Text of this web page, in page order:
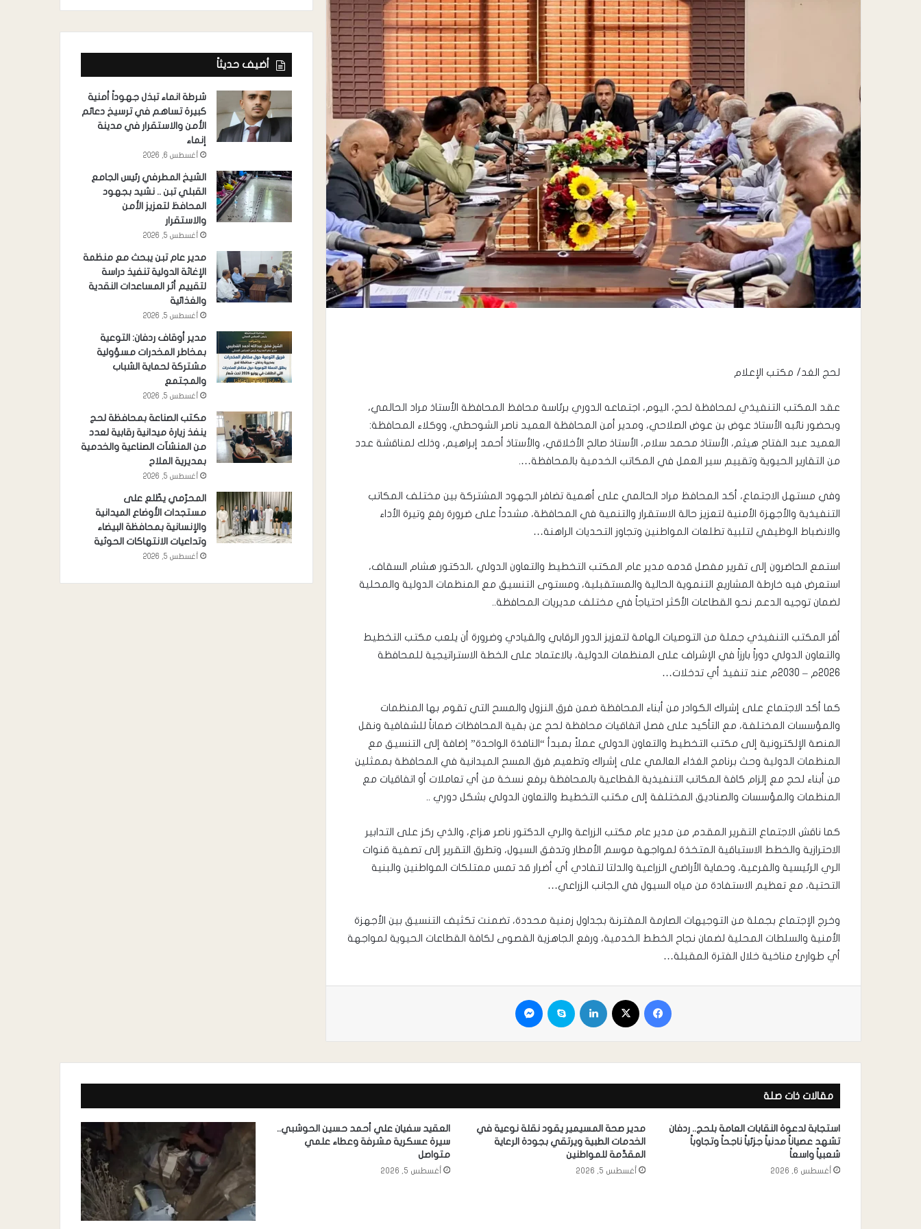
لحج الغد/ مكتب الإعلام
عقد المكتب التنفيذي لمحافظة لحج، اليوم، اجتماعه الدوري برئاسة محافظ المحافظة الأستاذ مراد الحالمي،
وبحضور نائبه الأستاذ عوض بن عوض الصلاحي، ومدير أمن المحافظة العميد ناصر الشوحطي، ووكلاء المحافظة:
العميد عبد الفتاح هيثم، الأستاذ محمد سلام، الأستاذ صالح الأخلاقي، والأستاذ أحمد إبراهيم، وذلك لمناقشة عدد
من التقارير الحيوية وتقييم سير العمل في المكاتب الخدمية بالمحافظة….
وفي مستهل الاجتماع، أكد المحافظ مراد الحالمي على أهمية تضافر الجهود المشتركة بين مختلف المكاتب
التنفيذية والأجهزة الأمنية لتعزيز حالة الاستقرار والتنمية في المحافظة، مشدداً على ضرورة رفع وتيرة الأداء
والانضباط الوظيفي لتلبية تطلعات المواطنين وتجاوز التحديات الراهنة…
استمع الحاضرون إلى تقرير مفصل قدمه مدير عام المكتب التخطيط والتعاون الدولي ،الدكتور هشام السقاف،
استعرض فيه خارطة المشاريع التنموية الحالية والمستقبلية، ومستوى التنسيق مع المنظمات الدولية والمحلية
لضمان توجيه الدعم نحو القطاعات الأكثر احتياجاً في مختلف مديريات المحافظة..
أقر المكتب التنفيذي جملة من التوصيات الهامة لتعزيز الدور الرقابي والقيادي وضرورة أن يلعب مكتب التخطيط
والتعاون الدولي دوراً بارزاً في الإشراف على المنظمات الدولية، بالاعتماد على الخطة الاستراتيجية للمحافظة
2026م – 2030م عند تنفيذ أي تدخلات…
كما أكد الاجتماع على إشراك الكوادر من أبناء المحافظة ضمن فرق النزول والمسح التي تقوم بها المنظمات
والمؤسسات المختلفة، مع التأكيد على فصل اتفاقيات محافظة لحج عن بقية المحافظات ضماناً للشفافية ونقل
المنصة الإلكترونية إلى مكتب التخطيط والتعاون الدولي عملاً بمبدأ “النافذة الواحدة” إضافة إلى التنسيق مع
المنظمات الدولية وحث برنامج الغذاء العالمي على إشراك وتطعيم فرق المسح الميدانية في المحافظة بممثلين
من أبناء لحج مع إلزام كافة المكاتب التنفيذية القطاعية بالمحافظة برفع نسخة من أي تعاملات أو اتفاقيات مع
المنظمات والمؤسسات والصناديق المختلفة إلى مكتب التخطيط والتعاون الدولي بشكل دوري ..
كما ناقش الاجتماع التقرير المقدم من مدير عام مكتب الزراعة والري الدكتور ناصر هزاع، والذي ركز على التدابير
الاحترازية والخطط الاستباقية المتخذة لمواجهة موسم الأمطار وتدفق السيول، وتطرق التقرير إلى تصفية قنوات
الري الرئيسية والفرعية، وحماية الأراضي الزراعية والدلتا لتفادي أي أضرار قد تمس ممتلكات المواطنين والبنية
التحتية، مع تعظيم الاستفادة من مياه السيول في الجانب الزراعي…
وخرج الإجتماع بجملة من التوجيهات الصارمة المقترنة بجداول زمنية محددة، تضمنت تكثيف التنسيق بين الأجهزة
الأمنية والسلطات المحلية لضمان نجاح الخطط الخدمية، ورفع الجاهزية القصوى لكافة القطاعات الحيوية لمواجهة
أي طوارئ مناخية خلال الفترة المقبلة…
أضيف حديثاً
شرطة انماء تبذل جهوداً أمنية
كبيرة تساهم في ترسيخ دعائم
الأمن والاستقرار في مدينة
إنماء
أغسطس 6, 2026
الشيخ المطرفي رئيس الجامع
القبلي تبن .. نشيد بجهود
المحافظ لتعزيز الأمن
والاستقرار
أغسطس 5, 2026
مدير عام تبن يبحث مع منظمة
الإغاثة الدولية تنفيذ دراسة
لتقييم أثر المساعدات النقدية
والغذائية
أغسطس 5, 2026
مدير أوقاف ردفان: التوعية
بمخاطر المخدرات مسؤولية
مشتركة لحماية الشباب
والمجتمع
أغسطس 5, 2026
مكتب الصناعة بمحافظة لحج
ينفذ زيارة ميدانية رقابية لعدد
من المنشآت الصناعية والخدمية
بمديرية الملاح
أغسطس 5, 2026
المحرّمي يطّلع على
مستجدات الأوضاع الميدانية
والإنسانية بمحافظة البيضاء
وتداعيات الانتهاكات الحوثية
أغسطس 5, 2026
مقالات ذات صلة
استجابة لدعوة النقابات العامة بلحج.. ردفان
تشهد عصياناً مدنياً جزئياً ناجحاً وتجاوباً
شعبياً واسعاً
أغسطس 6, 2026
مدير صحة المسيمير يقود نقلة نوعية في
الخدمات الطبية ويرتقي بجودة الرعاية
المقدَّمة للمواطنين
أغسطس 5, 2026
العقيد سفيان علي أحمد حسين الحوشبي..
سيرة عسكرية مشرفة وعطاء علمي
متواصل
أغسطس 5, 2026